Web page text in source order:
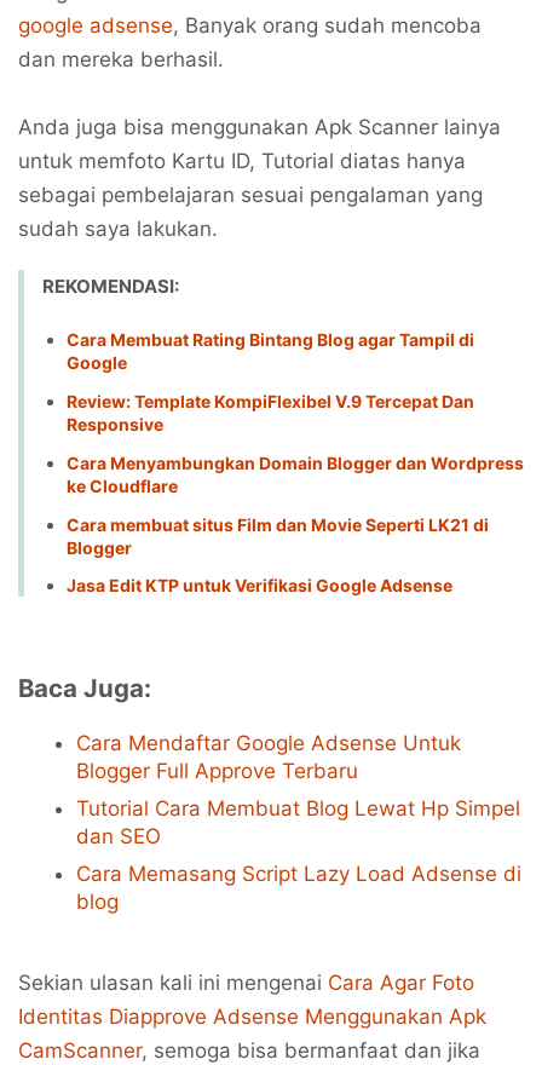
google adsense, Banyak orang sudah mencoba
dan mereka berhasil.
Anda juga bisa menggunakan Apk Scanner lainya
untuk memfoto Kartu ID, Tutorial diatas hanya
sebagai pembelajaran sesuai pengalaman yang
sudah saya lakukan.
REKOMENDASI:
Cara Membuat Rating Bintang Blog agar Tampil di
Google
Review: Template KompiFlexibel V.9 Tercepat Dan
Responsive
Cara Menyambungkan Domain Blogger dan Wordpress
ke Cloudflare
Cara membuat situs Film dan Movie Seperti LK21 di
Blogger
Jasa Edit KTP untuk Verifikasi Google Adsense
Baca Juga:
Cara Mendaftar Google Adsense Untuk
Blogger Full Approve Terbaru
Tutorial Cara Membuat Blog Lewat Hp Simpel
dan SEO
Cara Memasang Script Lazy Load Adsense di
blog
Sekian ulasan kali ini mengenai Cara Agar Foto
Identitas Diapprove Adsense Menggunakan Apk
CamScanner, semoga bisa bermanfaat dan jika